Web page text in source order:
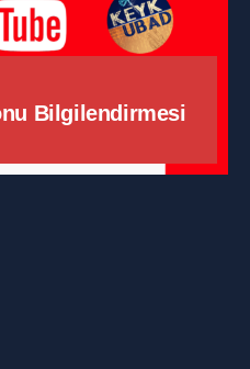
Bilgilendirmesi